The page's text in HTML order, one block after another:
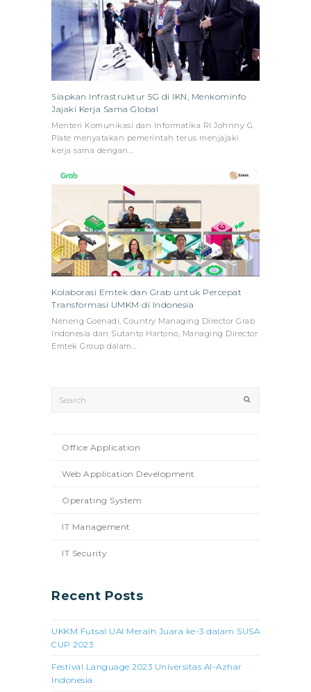
Siapkan Infrastruktur 5G di IKN, Menkominfo
Jajaki Kerja Sama Global
Menteri Komunikasi dan Informatika RI Johnny G.
Plate menyatakan pemerintah terus menjajaki
kerja sama dengan…
Kolaborasi Emtek dan Grab untuk Percepat
Transformasi UMKM di Indonesia
Neneng Goenadi, Country Managing Director Grab
Indonesia dan Sutanto Hartono, Managing Director
Emtek Group dalam…
Office Application
Web Application Development
Operating System
IT Management
IT Security
Recent Posts
UKKM Futsal UAI Meraih Juara ke-3 dalam SUSA
CUP 2023
Festival Language 2023 Universitas Al-Azhar
Indonesia